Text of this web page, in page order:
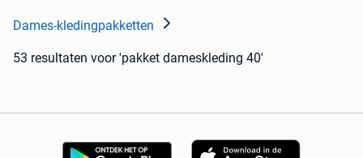
Dames-kledingpakketten
53 resultaten voor 'pakket dameskleding 40'